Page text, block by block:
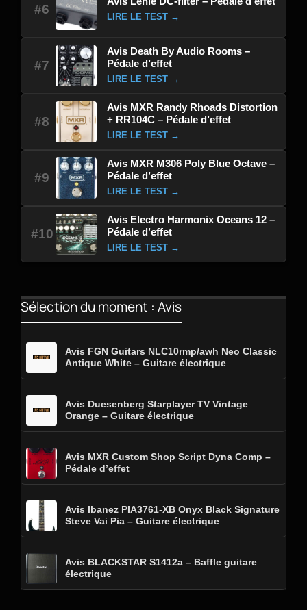
#6
LIRE LE TEST →
#7
Avis Death By Audio Rooms –
Pédale d’effet
LIRE LE TEST →
#8
Avis MXR Randy Rhoads Distortion
+ RR104C – Pédale d’effet
LIRE LE TEST →
#9
Avis MXR M306 Poly Blue Octave –
Pédale d’effet
LIRE LE TEST →
#10
Avis Electro Harmonix Oceans 12 –
Pédale d’effet
LIRE LE TEST →
Sélection du moment : Avis
Avis FGN Guitars NLC10rmp/awh Neo Classic
Antique White – Guitare électrique
Avis Duesenberg Starplayer TV Vintage
Orange – Guitare électrique
Avis MXR Custom Shop Script Dyna Comp –
Pédale d’effet
Avis Ibanez PIA3761-XB Onyx Black Signature
Steve Vai Pia – Guitare électrique
Avis BLACKSTAR S1412a – Baffle guitare
électrique